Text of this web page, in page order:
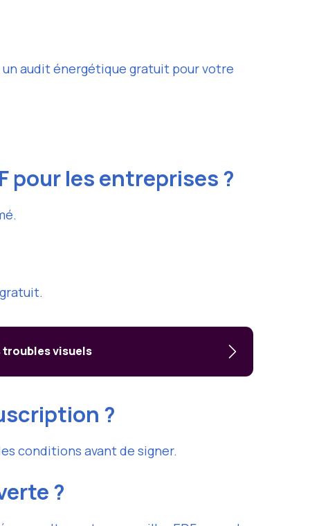
audit énergétique gratuit pour votre
pour les entreprises ?
troubles visuels
?
conditions avant de signer.
?